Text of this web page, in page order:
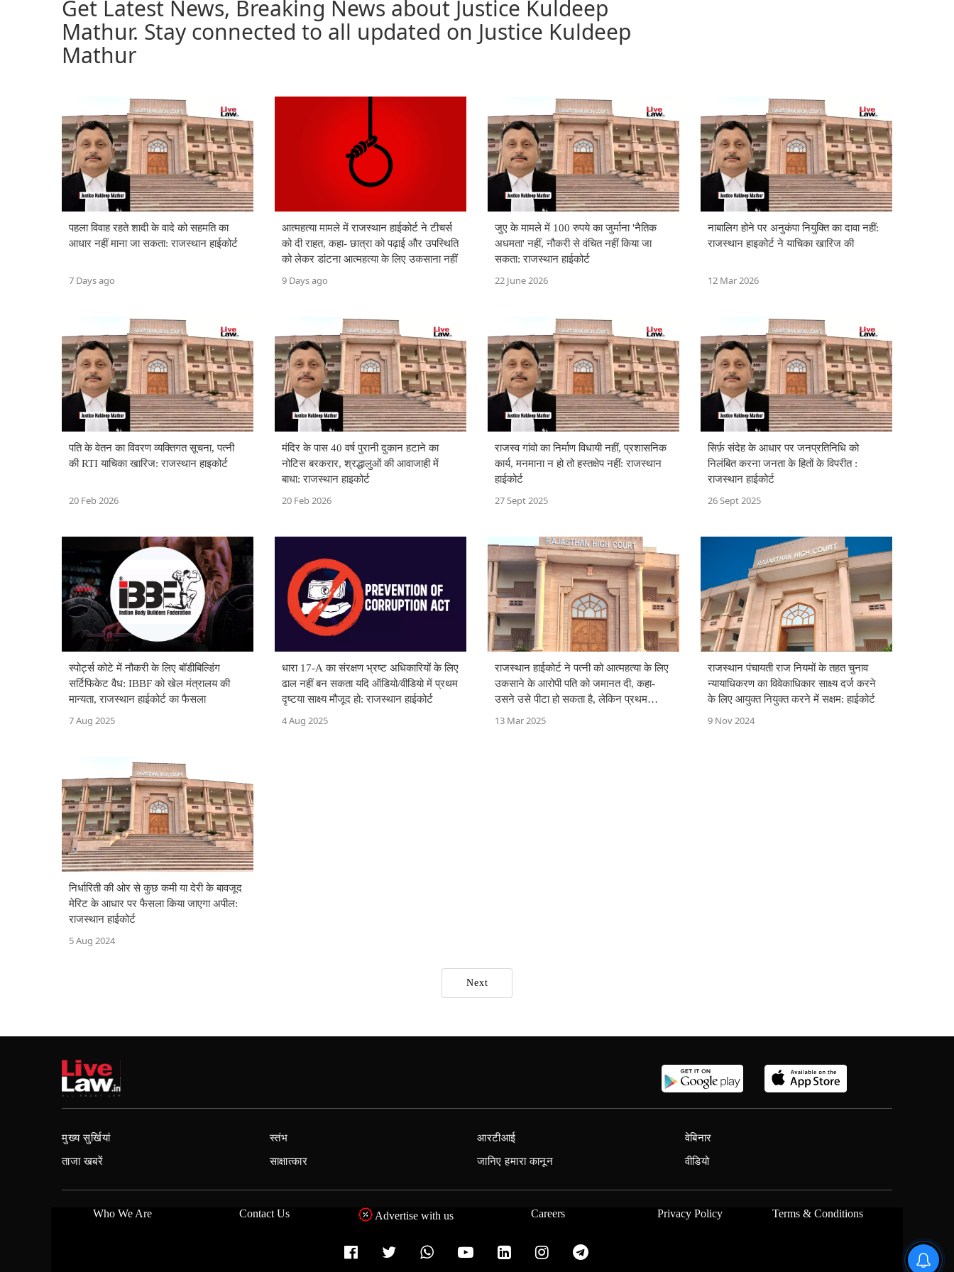
Get Latest News, Breaking News about Justice Kuldeep
Mathur. Stay connected to all updated on Justice Kuldeep
Mathur
पहला विवाह रहते शादी के वादे को सहमति का
आधार नहीं माना जा सकता: राजस्थान हाईकोर्ट
7 Days ago
आत्महत्या मामले में राजस्थान हाईकोर्ट ने टीचर्स
को दी राहत, कहा- छात्रा को पढ़ाई और उपस्थिति
को लेकर डांटना आत्महत्या के लिए उकसाना नहीं
9 Days ago
जुए के मामले में 100 रुपये का जुर्माना 'नैतिक
अधमता' नहीं, नौकरी से वंचित नहीं किया जा
सकता: राजस्थान हाईकोर्ट
22 June 2026
नाबालिग होने पर अनुकंपा नियुक्ति का दावा नहीं:
राजस्थान हाइकोर्ट ने याचिका खारिज की
12 Mar 2026
पति के वेतन का विवरण व्यक्तिगत सूचना, पत्नी
की RTI याचिका खारिज: राजस्थान हाइकोर्ट
20 Feb 2026
मंदिर के पास 40 वर्ष पुरानी दुकान हटाने का
नोटिस बरकरार, श्रद्धालुओं की आवाजाही में
बाधा: राजस्थान हाइकोर्ट
20 Feb 2026
राजस्व गांवो का निर्माण विधायी नहीं, प्रशासनिक
कार्य, मनमाना न हो तो हस्तक्षेप नहीं: राजस्थान
हाईकोर्ट
27 Sept 2025
सिर्फ़ संदेह के आधार पर जनप्रतिनिधि को
निलंबित करना जनता के हितों के विपरीत :
राजस्थान हाईकोर्ट
26 Sept 2025
स्पोर्ट्स कोटे में नौकरी के लिए बॉडीबिल्डिंग
सर्टिफिकेट वैध: IBBF को खेल मंत्रालय की
मान्यता, राजस्थान हाईकोर्ट का फैसला
7 Aug 2025
धारा 17-A का संरक्षण भ्रष्ट अधिकारियों के लिए
ढाल नहीं बन सकता यदि ऑडियो/वीडियो में प्रथम
दृष्टया साक्ष्य मौजूद हो: राजस्थान हाईकोर्ट
4 Aug 2025
राजस्थान हाईकोर्ट ने पत्नी को आत्महत्या के लिए
उकसाने के आरोपी पति को जमानत दी, कहा-
उसने उसे पीटा हो सकता है, लेकिन प्रथम
दृष्टया कोई 'उकसाने' का मामला साबित नहीं हुआ
13 Mar 2025
राजस्थान पंचायती राज नियमों के तहत चुनाव
न्यायाधिकरण का विवेकाधिकार साक्ष्य दर्ज करने
के लिए आयुक्त नियुक्त करने में सक्षम: हाईकोर्ट
9 Nov 2024
निर्धारिती की ओर से कुछ कमी या देरी के बावजूद
मेरिट के आधार पर फैसला किया जाएगा अपील:
राजस्थान हाईकोर्ट
5 Aug 2024
Next
मुख्य सुर्खियां
ताजा खबरें
स्तंभ
साक्षात्कार
आरटीआई
जानिए हमारा कानून
वेबिनार
वीडियो
Who We Are Contact Us Advertise with us Careers Privacy Policy Terms & Conditions